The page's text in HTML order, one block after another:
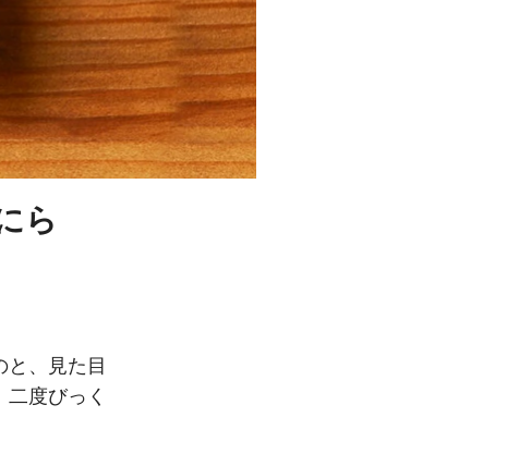
ら
、見た目
度びっく